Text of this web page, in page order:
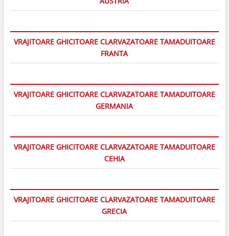
VRAJITOARE GHICITOARE CLARVAZATOARE TAMADUITOARE
FRANTA
VRAJITOARE GHICITOARE CLARVAZATOARE TAMADUITOARE
GERMANIA
VRAJITOARE GHICITOARE CLARVAZATOARE TAMADUITOARE
CEHIA
VRAJITOARE GHICITOARE CLARVAZATOARE TAMADUITOARE
GRECIA